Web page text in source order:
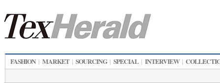
FASHION | MARKET | SOURCING | SPECIAL | INTERVIEW |